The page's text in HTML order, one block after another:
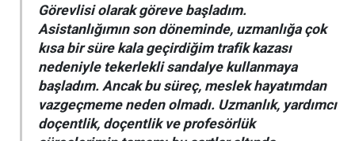
Görevlisi olarak göreve başladım.
Asistanlığımın son döneminde, uzmanlığa çok
kısa bir süre kala geçirdiğim trafik kazası
nedeniyle tekerlekli sandalye kullanmaya
başladım. Ancak bu süreç, meslek hayatımdan
vazgeçmeme neden olmadı. Uzmanlık, yardımcı
doçentlik, doçentlik ve profesörlük